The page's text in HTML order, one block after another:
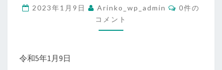
三
郎
道
2023年1月9日 Arinko_wp_admin
コ
メ
0件の
コメント
令和5年1月9日